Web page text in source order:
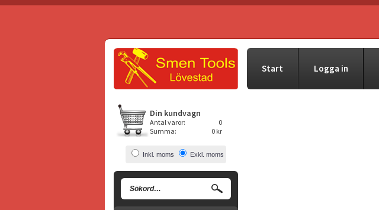
Start Logga in
Din kundvagn
Antal varor:
0
Summa:
0 kr
Inkl. moms Exkl. moms